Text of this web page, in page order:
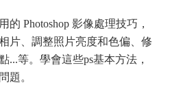
Photoshop 影像處理技巧，
片、調整照片亮度和色偏、修
...等。學會這些ps基本方法，
題。